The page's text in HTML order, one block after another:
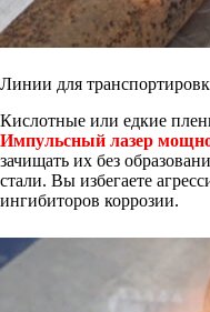
Линии для
Кислотные или едкие
Импульсный лазер
зачищать их без
стали. Вы избегаете
ингибиторов коррозии.